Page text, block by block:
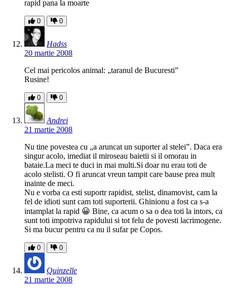
rapid pana la moarte
0 0
Hadss
20 martie 2008
Cel mai pericolos animal: „taranul de Bucuresti”
Rusine!
0 0
Andrei
21 martie 2008
Nu tine povestea cu „a aruncat un suporter al stelei”. Daca era
singur acolo, imediat il miroseau baietii si il omorau in
bataie.La meci te duci in mai multi.Si doar nu erau toti de
acolo stelisti. O fi aruncat vreun tampit care bause prea mult
inainte de meci.
Nu e vorba ca esti suportr rapidist, stelist, dinamovist, cam la
fel de idioti sunt cam toti suporterii. Ghinionu a fost ca s-a
intamplat la rapid 😀 Bine, ca acum o sa o dea toti la intors, ca
sunt toti impotriva rapidului si tot felu de povesti lacrimogene.
Si ma bucur pentru ca nu il sufar pe Copos.
0 0
Quinzelle
21 martie 2008